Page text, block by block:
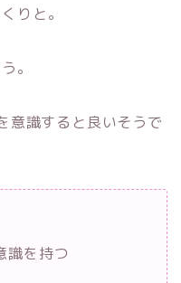
りと。
。
意識すると良いそうで
識を持つ